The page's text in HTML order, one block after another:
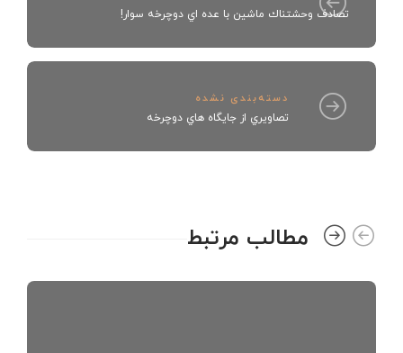
تصادف وحشتناك ماشين با عده اي دوچرخه سوار!
دسته‌بندی نشده
تصاويري از جايگاه هاي دوچرخه
مطالب مرتبط